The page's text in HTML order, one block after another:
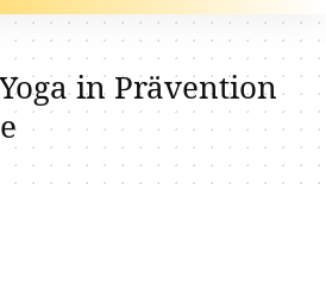
Yoga in Prävention